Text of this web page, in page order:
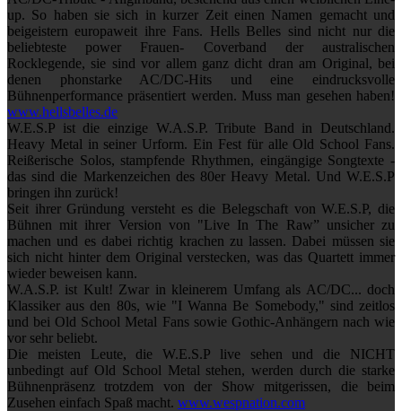
up. So haben sie sich in kurzer Zeit einen Namen gemacht und
beigeistern europaweit ihre Fans. Hells Belles sind nicht nur die
beliebteste power Frauen- Coverband der australischen
Rocklegende, sie sind vor allem ganz dicht dran am Original, bei
denen phonstarke AC/DC-Hits und eine eindrucksvolle
Bühnenperformance präsentiert werden. Muss man gesehen haben!
www.hellsbelles.de
W.E.S.P ist die einzige W.A.S.P. Tribute Band in Deutschland.
Heavy Metal in seiner Urform. Ein Fest für alle Old School Fans.
Reißerische Solos, stampfende Rhythmen, eingängige Songtexte -
das sind die Markenzeichen des 80er Heavy Metal. Und W.E.S.P
bringen ihn zurück!
Seit ihrer Gründung versteht es die Belegschaft von W.E.S.P, die
Bühnen mit ihrer Version von "Live In The Raw” unsicher zu
machen und es dabei richtig krachen zu lassen. Dabei müssen sie
sich nicht hinter dem Original verstecken, was das Quartett immer
wieder beweisen kann.
W.A.S.P. ist Kult! Zwar in kleinerem Umfang als AC/DC... doch
Klassiker aus den 80s, wie "I Wanna Be Somebody," sind zeitlos
und bei Old School Metal Fans sowie Gothic-Anhängern nach wie
vor sehr beliebt.
Die meisten Leute, die W.E.S.P live sehen und die NICHT
unbedingt auf Old School Metal stehen, werden durch die starke
Bühnenpräsenz trotzdem von der Show mitgerissen, die beim
Zusehen einfach Spaß macht. www.wespnation.com